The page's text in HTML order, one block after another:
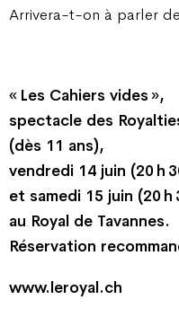
Arrivera-t-on à parler
« Les Cahiers vides »,
spectacle des
(dès 11 ans),
vendredi 14 juin (20 h
et samedi 15 juin (20 h
au Royal de Tavannes.
Réservation
www.leroyal.ch